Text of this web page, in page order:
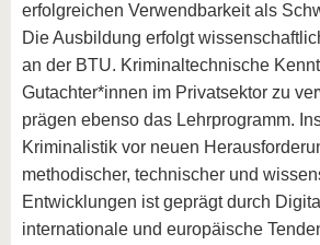
erfolgreichen Verwendbarkeit als
Die Ausbildung erfolgt
an der BTU. Kriminaltechnische
Gutachter*innen im Privatsektor zu
prägen ebenso das Lehrprogramm.
Kriminalistik vor neuen
methodischer, technischer und
Entwicklungen ist geprägt durch
internationale und europäische